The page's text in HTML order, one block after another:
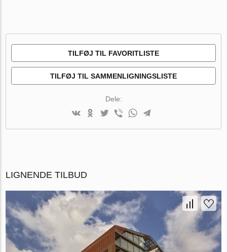
TILFØJ TIL FAVORITLISTE
TILFØJ TIL SAMMENLIGNINGSLISTE
Dele:
LIGNENDE TILBUD